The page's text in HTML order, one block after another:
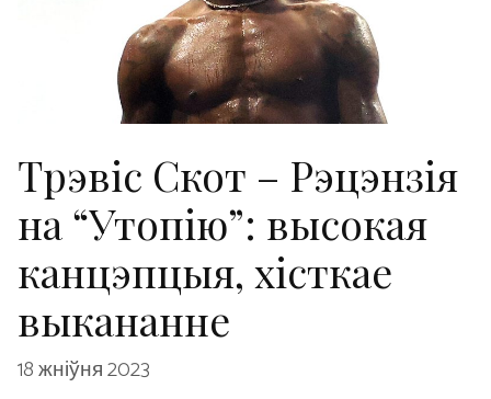
Трэвіс Скот – Рэцэнзія
на “Утопію”: высокая
канцэпцыя, хісткае
выкананне
18 жніўня 2023